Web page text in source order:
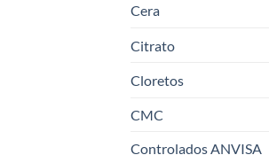
Cera
Citrato
Cloretos
CMC
Controlados ANVISA